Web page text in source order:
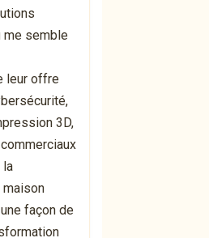
me semble
leur offre
3D,
la
maison
façon de